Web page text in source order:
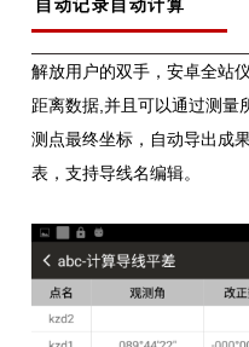
自动记录自动计算
解放用户的双手，安卓全站
距离数据,并且可以通过测量
测点最终坐标，自动导出成
表，支持导线名编辑。